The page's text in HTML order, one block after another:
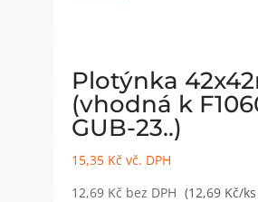
Plotýnka
(vhodná k
GUB-23..)
15,35 Kč vč. DPH
12,69 Kč bez DPH (12,69 Kč/